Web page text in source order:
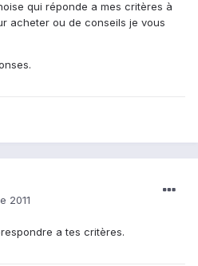
qui réponde a mes critères à
acheter ou de conseils je vous
2011
a tes critères.